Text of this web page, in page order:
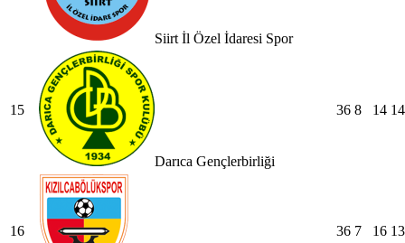
Siirt İl Özel İdaresi Spor
15
Darıca Gençlerbirliği
36 8 14 14
16 36 7 16 13